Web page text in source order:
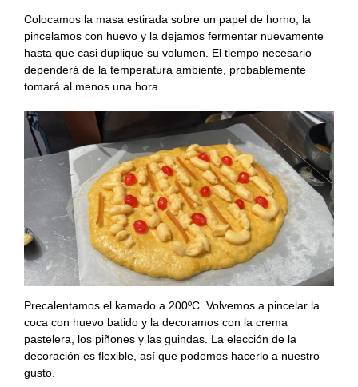
Colocamos la masa estirada sobre un papel de horno, la
pincelamos con huevo y la dejamos fermentar nuevamente
hasta que casi duplique su volumen. El tiempo necesario
dependerá de la temperatura ambiente, probablemente
tomará al menos una hora.
Precalentamos el kamado a 200ºC. Volvemos a pincelar la
coca con huevo batido y la decoramos con la crema
pastelera, los piñones y las guindas. La elección de la
decoración es flexible, así que podemos hacerlo a nuestro
gusto.